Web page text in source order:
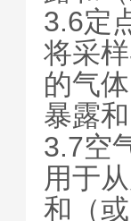
3.6定
将采
的气
暴露
3.7空
用于
和（